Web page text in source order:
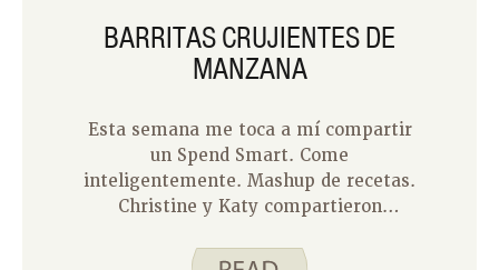
BARRITAS CRUJIENTES DE
MANZANA
Esta semana me toca a mí compartir
un Spend Smart. Come
inteligentemente. Mashup de recetas.
Christine y Katy compartieron
pensé en endulzarlo y compartir un